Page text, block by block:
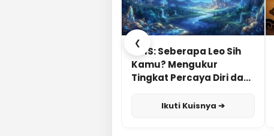
❮
KUIS: Seberapa Leo Sih
Kamu? Mengukur
Tingkat Percaya Diri dan
Ikuti Kuisnya ➔